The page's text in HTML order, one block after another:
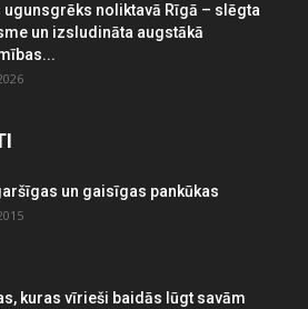
ugunsgrēks noliktavā Rīgā – slēgta
un izsludināta augstākā
un gaisīgas pankūkas
kuras vīrieši baidās lūgt savām